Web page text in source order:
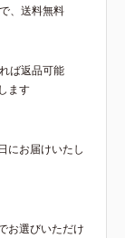
、送料無料
ば返品可能
ます
にお届けいたし
お選びいただけ